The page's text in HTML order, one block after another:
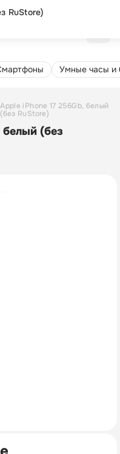
Умные часы и
Apple iPhone 17 256Gb, белый
(без RuStore)
белый (без
RuStore)